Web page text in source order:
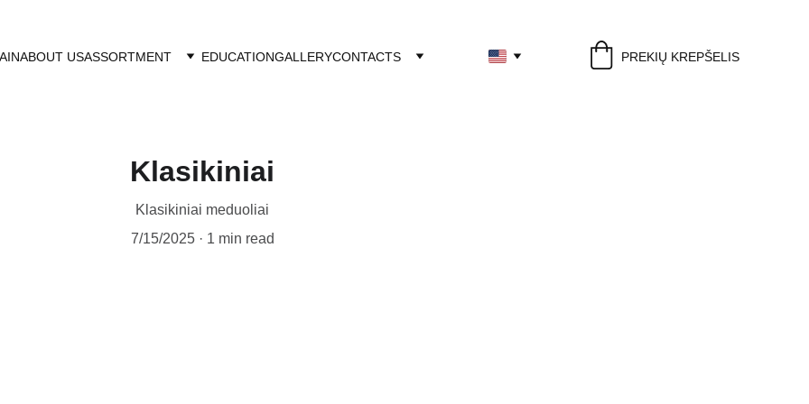
ABOUT USASSORTMENT EDUCATIONGALLERYCONTACTS PREKIŲ KREPŠELIS
Klasikiniai
Klasikiniai meduoliai
7/15/2025
1 min read